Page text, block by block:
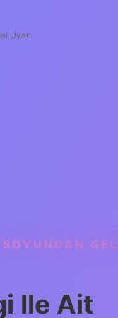
Uyarı
Ile Ait